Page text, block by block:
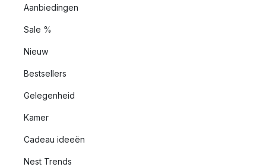
Aanbiedingen
Sale %
Nieuw
Bestsellers
Gelegenheid
Kamer
Cadeau ideeën
Nest Trends